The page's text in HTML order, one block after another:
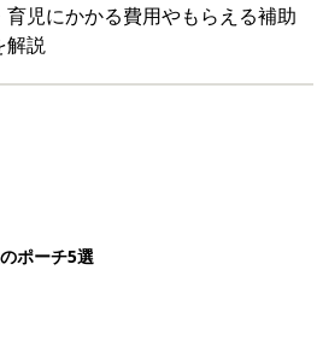
児にかかる費用やもらえる補助
解説
ポーチ5選